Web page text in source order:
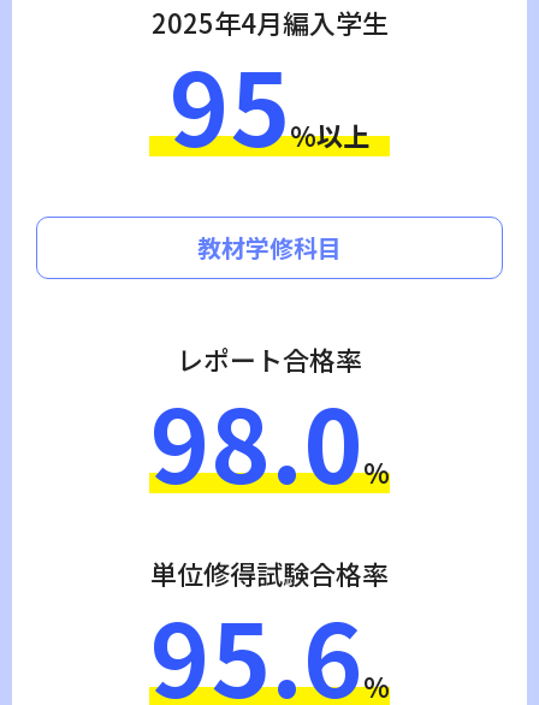
2025年4月編入学生
95%以上
教材学修科目
レポート合格率
98.0%
単位修得試験合格率
95.6%